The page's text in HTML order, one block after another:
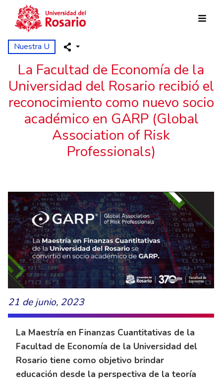
Pasar al contenido principal
Nuestra U
La Facultad de Economía de la
Universidad del Rosario recibió el
reconocimiento como nuevo socio
académico en GARP (Global
Association of Risk
Professionals)
21 de junio, 2023
La Maestría en Finanzas Cuantitativas de la
Facultad de Economía de la Universidad del
Rosario tiene como objetivo brindar
educación desde la perspectiva de la teoría